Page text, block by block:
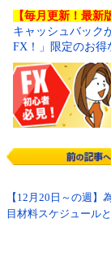
【毎月更新！最新
キャッシュバック
FX！」限定のお得
【12月20日～の週】
目材料スケジュール